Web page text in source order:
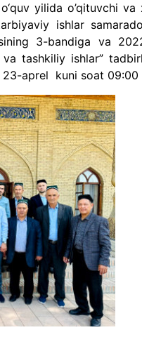
yilida o’qituvchi va
ishlar
3-bandiga va
tashkiliy ishlar”
aprel kuni soat 09:00